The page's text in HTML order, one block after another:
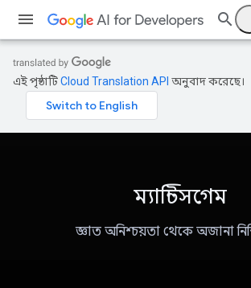
এই পৃষ্ঠাটিCloud Translation API অনুবাদ করেছে।
ম্যান্টিসগেম
জ্ঞাত অনিশ্চয়তা থেকে অজানা